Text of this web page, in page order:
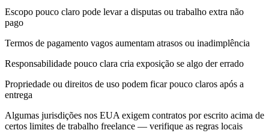
Escopo pouco claro pode levar a disputas ou trabalho extra não
pago
Termos de pagamento vagos aumentam atrasos ou inadimplência
Responsabilidade pouco clara cria exposição se algo der errado
Propriedade ou direitos de uso podem ficar pouco claros após a
entrega
Algumas jurisdições nos EUA exigem contratos por escrito acima de
certos limites de trabalho freelance — verifique as regras locais